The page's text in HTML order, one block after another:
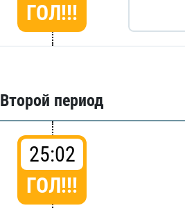
ГОЛ!!!
Второй период
25:02
ГОЛ!!!